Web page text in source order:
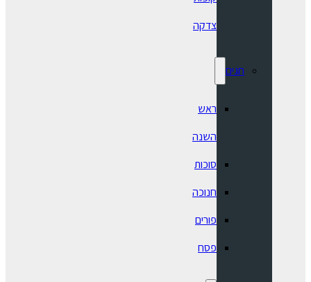
צדקה
חגים
ראש
השנה
סוכות
חנוכה
פורים
פסח